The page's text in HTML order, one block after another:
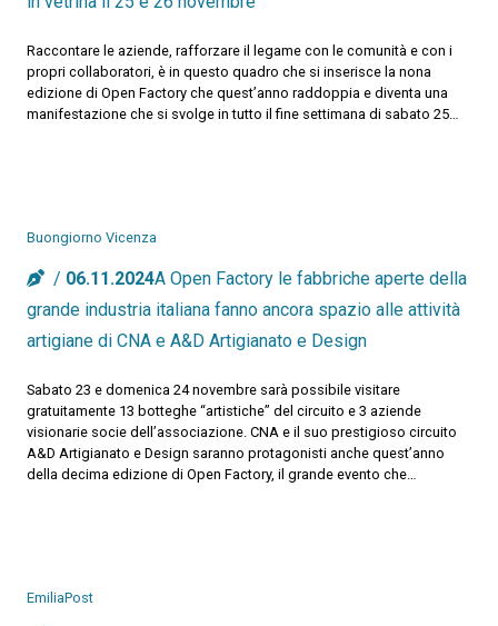
Raccontare le aziende, rafforzare il legame con le comunità e con i
propri collaboratori, è in questo quadro che si inserisce la nona
edizione di Open Factory che quest’anno raddoppia e diventa una
manifestazione che si svolge in tutto il fine settimana di sabato 25…
Buongiorno Vicenza
06.11.2024A Open Factory le fabbriche aperte della
grande industria italiana fanno ancora spazio alle attività
artigiane di CNA e A&D Artigianato e Design
Sabato 23 e domenica 24 novembre sarà possibile visitare
gratuitamente 13 botteghe “artistiche” del circuito e 3 aziende
visionarie socie dell’associazione. CNA e il suo prestigioso circuito
A&D Artigianato e Design saranno protagonisti anche quest’anno
della decima edizione di Open Factory, il grande evento che…
EmiliaPost